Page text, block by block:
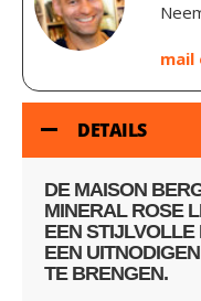
mail
DETAILS
DE MAISON
MINERAL ROSE
EEN STIJLVOLLE
EEN
TE BRENGEN.